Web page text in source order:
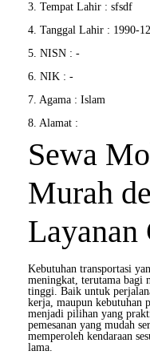
3. Tempat Lahir : sfsdf
4. Tanggal Lahir : 1990-
5. NISN : -
6. NIK : -
7. Agama : Islam
8. Alamat :
Sewa
Murah
Layanan
Kebutuhan transportasi
meningkat, terutama bagi
tinggi. Baik untuk
kerja, maupun kebutuhan
menjadi pilihan yang
pemesanan yang mudah
memperoleh kendaraan
lama.